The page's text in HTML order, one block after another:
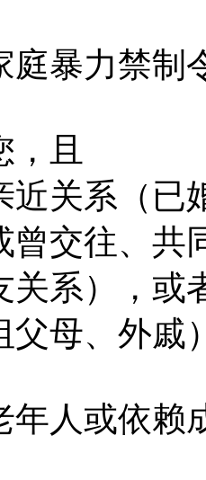
庭暴力禁制
，且
近关系（已
曾交往、共
关系），或
父母、外戚
年人或依赖